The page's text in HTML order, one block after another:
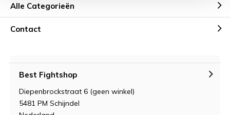
Alle Categorieën
Contact
Best Fightshop
Diepenbrockstraat 6 (geen winkel)
5481 PM Schijndel